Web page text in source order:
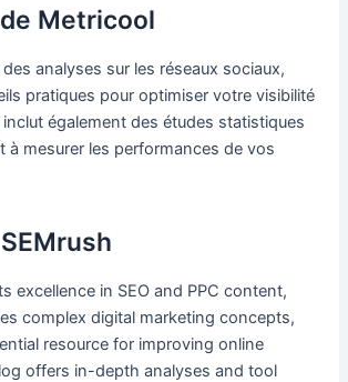
Metricool
analyses sur les réseaux sociaux,
pratiques pour optimiser votre visibilité
également des études statistiques
à mesurer les performances de vos
excellence in SEO and PPC content,
complex digital marketing concepts,
resource for improving online
offers in-depth analyses and tool